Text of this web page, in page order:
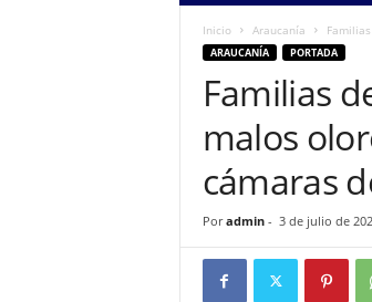
Inicio Araucanía
ARAUCANÍA PORTADA
Familias
malos
cámaras
Por admin- 3 de julio de